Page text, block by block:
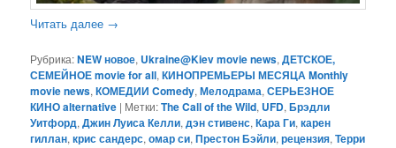
Читать далее →
Рубрика:NEW новое, Ukraine@Kiev movie news,ДЕТСКОЕ,
СЕМЕЙНОЕ movie for all,КИНОПРЕМЬЕРЫ МЕСЯЦА Monthly
movie news,КОМЕДИИ Comedy,Мелодрама,СЕРЬЕЗНОЕ
КИНО alternative | Метки:The Call of the Wild, UFD,Брэдли
Уитфорд,Джин Луиса Келли,дэн стивенс,Кара Ги,карен
гиллан,крис сандерс,омар си,Престон Бэйли,рецензия,Терри